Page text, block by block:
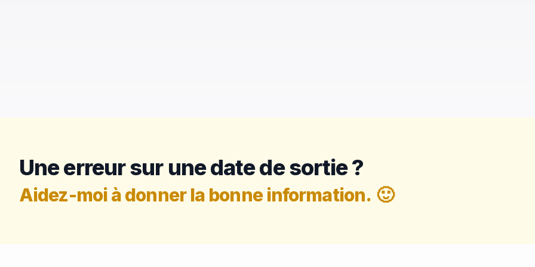
Une erreur sur une date de sortie ?
Aidez-moi à donner la bonne information. 🙂